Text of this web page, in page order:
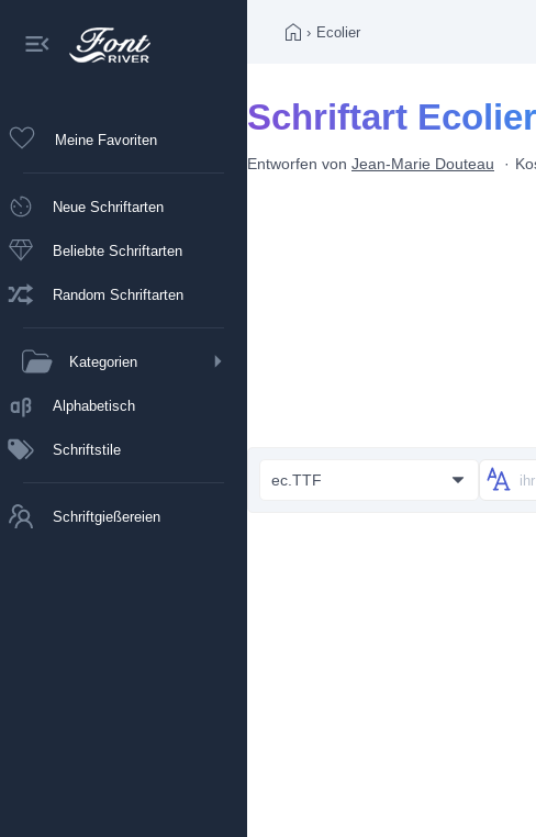
Meine Favoriten
Neue Schriftarten
Beliebte Schriftarten
Random Schriftarten
Kategorien
Alphabetisch
Schriftstile
Schriftgießereien
› Ecolier
Schriftart Ecolier
Entworfen von Jean-Marie Douteau
ec.TTF